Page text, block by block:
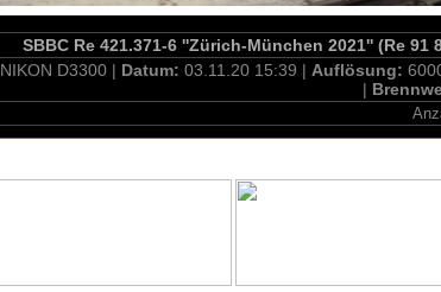
SBBC Re 421.371-6 ''Zürich-München 2021'' (Re 91
NIKON D3300 | Datum: 03.11.20 15:39 | Auflösung:
|